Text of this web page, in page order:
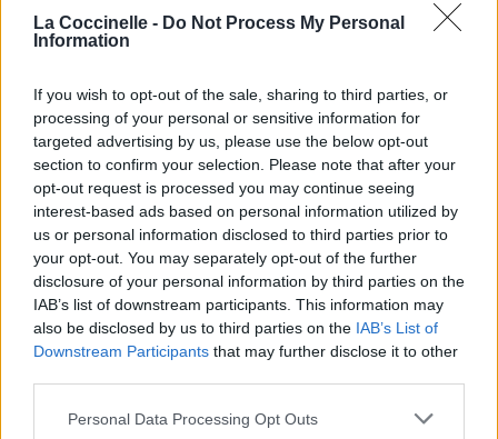
La Coccinelle - Do Not Process My Personal
Information
If you wish to opt-out of the sale, sharing to third parties, or
processing of your personal or sensitive information for
targeted advertising by us, please use the below opt-out
section to confirm your selection. Please note that after your
opt-out request is processed you may continue seeing
interest-based ads based on personal information utilized by
us or personal information disclosed to third parties prior to
your opt-out. You may separately opt-out of the further
disclosure of your personal information by third parties on the
IAB’s list of downstream participants. This information may
also be disclosed by us to third parties on the IAB’s List of
Downstream Participants that may further disclose it to other
Personal Data Processing Opt Outs
Corriger une erreur